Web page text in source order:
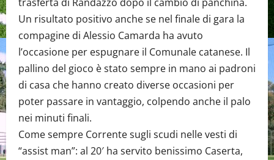
Un risultato positivo anche se nel finale di gara la
compagine di Alessio Camarda ha avuto
l’occasione per espugnare il Comunale catanese. Il
pallino del gioco è stato sempre in mano ai padroni
di casa che hanno creato diverse occasioni per
poter passare in vantaggio, colpendo anche il palo
nei minuti finali.
Come sempre Corrente sugli scudi nelle vesti di
“assist man”: al 20′ ha servito benissimo Caserta,